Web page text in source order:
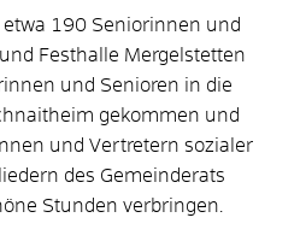
190 Seniorinnen und
Festhalle Mergelstetten
und Senioren in die
gekommen und
und Vertretern sozialer
des Gemeinderats
Stunden verbringen.